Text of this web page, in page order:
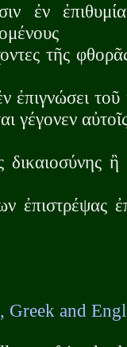
ἐν
τῆς
ἐπιγνώσει τοῦ
γέγονεν
ἢ
ἐπιστρέψας
Greek and